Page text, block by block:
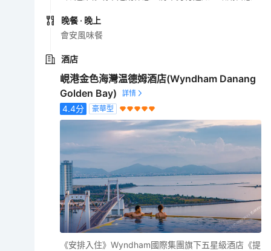
晚餐 · 晚上
會安風味餐
酒店
峴港金色海灣温德姆酒店(Wyndham Danang
Golden Bay)
4.4分 豪華型
《安排入住》Wyndham國際集團旗下五星級酒店《提